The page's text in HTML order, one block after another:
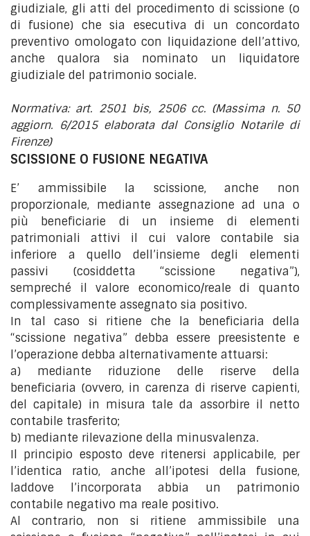
giudiziale, gli atti del procedimento di scissione (o
di fusione) che sia esecutiva di un concordato
preventivo omologato con liquidazione dell’attivo,
anche qualora sia nominato un liquidatore
giudiziale del patrimonio sociale.
Normativa: art. 2501 bis, 2506 cc. (Massima n. 50
aggiorn. 6/2015 elaborata dal Consiglio Notarile di
Firenze)
SCISSIONE O FUSIONE NEGATIVA
E’ ammissibile la scissione, anche non
proporzionale, mediante assegnazione ad una o
più beneficiarie di un insieme di elementi
patrimoniali attivi il cui valore contabile sia
inferiore a quello dell’insieme degli elementi
passivi (cosiddetta “scissione negativa”),
sempreché il valore economico/reale di quanto
complessivamente assegnato sia positivo.
In tal caso si ritiene che la beneficiaria della
“scissione negativa” debba essere preesistente e
l’operazione debba alternativamente attuarsi:
a) mediante riduzione delle riserve della
beneficiaria (ovvero, in carenza di riserve capienti,
del capitale) in misura tale da assorbire il netto
contabile trasferito;
b) mediante rilevazione della minusvalenza.
Il principio esposto deve ritenersi applicabile, per
l’identica ratio, anche all’ipotesi della fusione,
laddove l’incorporata abbia un patrimonio
contabile negativo ma reale positivo.
Al contrario, non si ritiene ammissibile una